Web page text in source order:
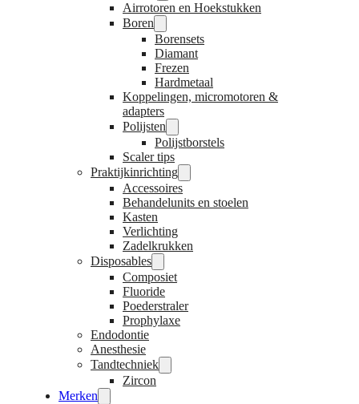
Airrotoren en Hoekstukken
Boren
Borensets
Diamant
Frezen
Hardmetaal
Koppelingen, micromotoren &
adapters
Polijsten
Polijstborstels
Scaler tips
Praktijkinrichting
Accessoires
Behandelunits en stoelen
Kasten
Verlichting
Zadelkrukken
Disposables
Composiet
Fluoride
Poederstraler
Prophylaxe
Endodontie
Anesthesie
Tandtechniek
Zircon
Merken